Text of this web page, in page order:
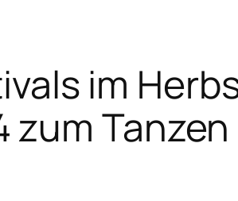
im
zum